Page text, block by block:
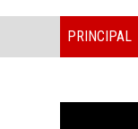
PRINCIPAL